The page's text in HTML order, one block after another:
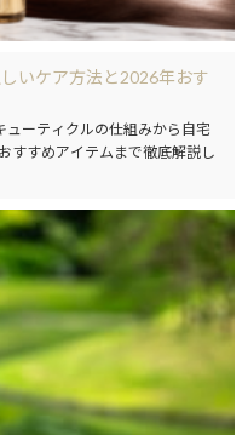
いケア方法と2026年おす
ーティクルの仕組みから自宅
すすめアイテムまで徹底解説し